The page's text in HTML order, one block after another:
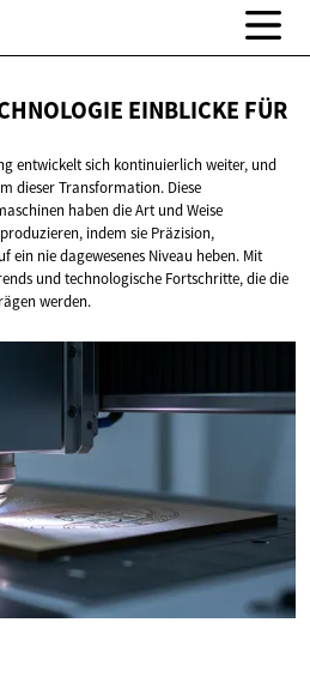
EINBLICKE FÜR
entwickelt sich kontinuierlich weiter, und
dieser Transformation. Diese
haben die Art und Weise
indem sie Präzision,
ein nie dagewesenes Niveau heben. Mit
und technologische Fortschritte, die die
werden.